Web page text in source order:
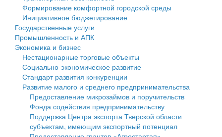
Государственные услуги
Промышленность и АПК
Экономика и бизнес
Символика
Устав
Гостям округа
Туризм
Культура
Образование
Здравоохранение
муниципального округа Тверской области
Администрация Кашинского муниципального округа
Тверской области
Управление сельскими территориями
Открытые данные
Работа с обращениями граждан
Муниципальный контроль
Финансовое управление
Бюджет для граждан
Имущество
Выявление правообладателей ранее учтенных
объектов недвижимости
Имущественная поддержка субъектов малого и
среднего предпринимательства
Формирование комфортной городской среды
Инициативное бюджетирование
Государственные услуги
Промышленность и АПК
Экономика и бизнес
Нестационарные торговые объекты
Социально-экономическое развитие
Стандарт развития конкуренции
Развитие малого и среднего предпринимательства
Предоставление микрозаймов и поручительств
Фонда содействия предпринимательству
Поддержка Центра экспорта Тверской области
субъектам, имеющим экспортный потенциал